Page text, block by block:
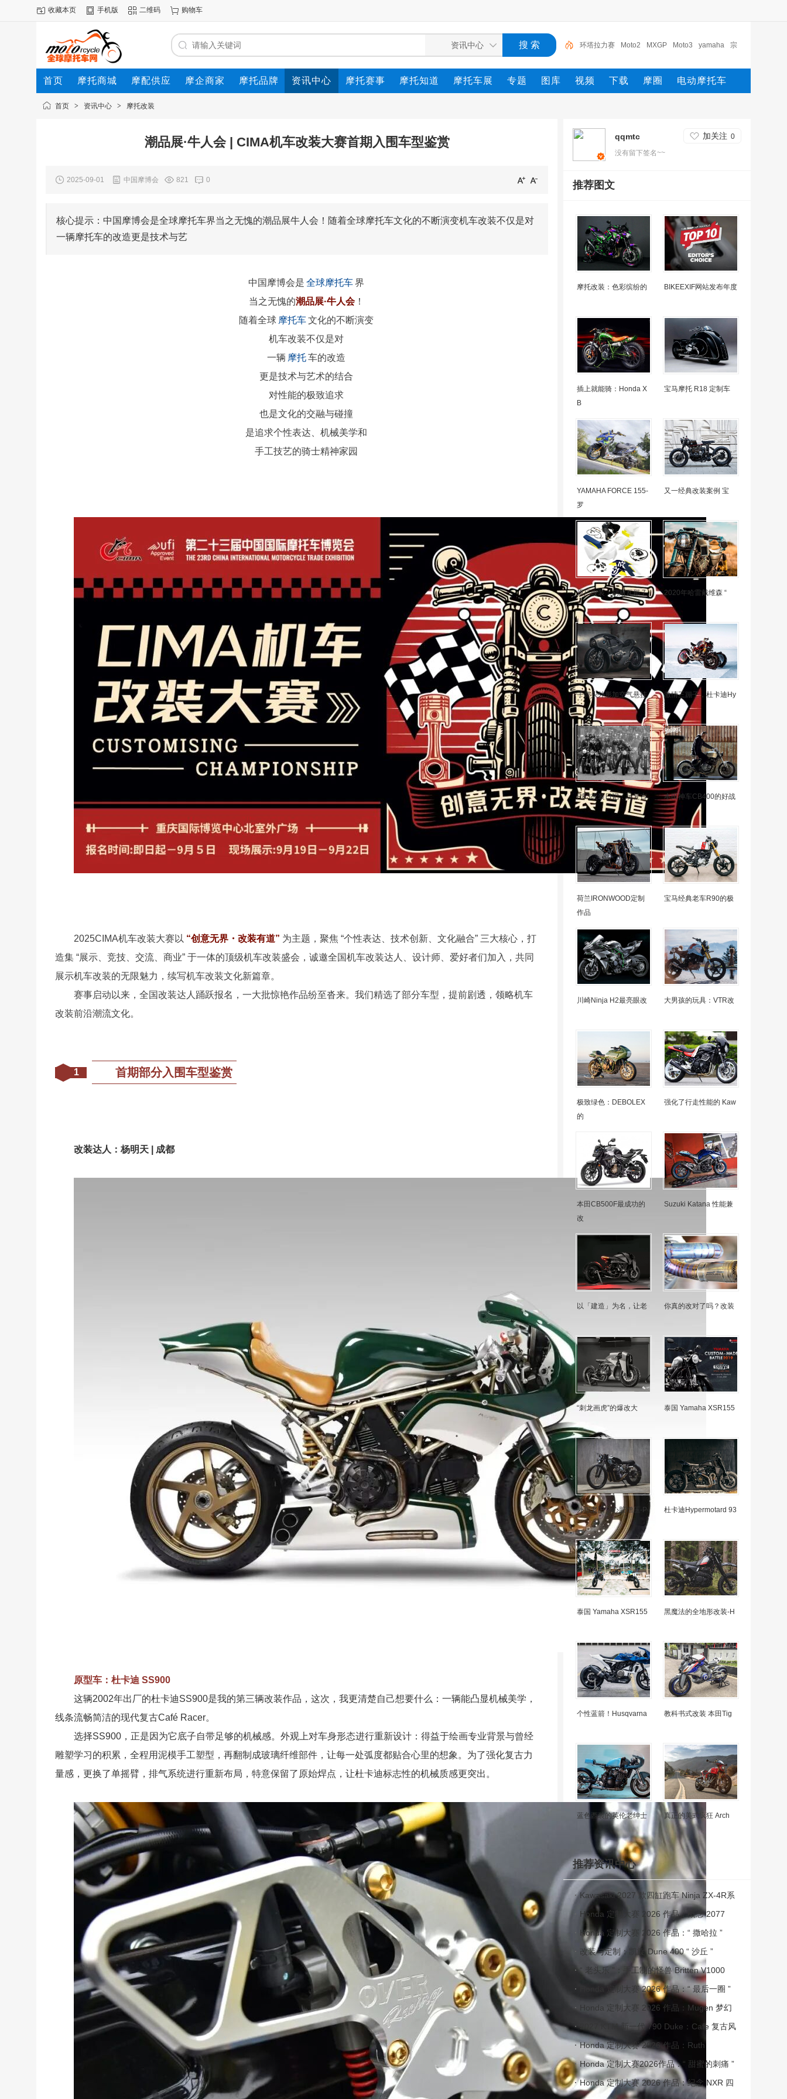
收藏本页 手机版 二维码 购物车
环塔拉力赛 Moto2 MXGP Moto3 yamaha 宗
申 摩托 铃木 电动车 2027
首页 摩托商城 摩配供应 摩企商家 摩托品牌 资讯中心 摩托赛事 摩托知道 摩托车展 专题 图库 视频 下载 摩圈 电动摩托车
动态首页 > 资讯中心 > 摩托改装
潮品展·牛人会 | CIMA机车改装大赛首期入围车型鉴赏
2025-09-01 中国摩博会 821 0
核心提示：中国摩博会是全球摩托车界当之无愧的潮品展牛人会！随着全球摩托车文化的不断演变机车改装不仅是对
一辆摩托车的改造更是技术与艺
中国摩博会是 全球摩托车界
当之无愧的潮品展·牛人会！
随着全球 摩托车文化的不断演变
机车改装不仅是对
一辆 摩托车的改造
更是技术与艺术的结合
对性能的极致追求
也是文化的交融与碰撞
是追求个性表达、机械美学和
手工技艺的骑士精神家园
2025CIMA机车改装大赛以 “创意无界・改装有道” 为主题，聚焦 “个性表达、技术创新、文化融合” 三大核心，打
造集 “展示、竞技、交流、商业” 于一体的顶级机车改装盛会，诚邀全国机车改装达人、设计师、爱好者们加入，共同
展示机车改装的无限魅力，续写机车改装文化新篇章。
赛事启动以来，全国改装达人踊跃报名，一大批惊艳作品纷至沓来。我们精选了部分车型，提前剧透，领略机车
改装前沿潮流文化。
1 首期部分入围车型鉴赏
改装达人：杨明天 | 成都
原型车：杜卡迪 SS900
这辆2002年出厂的杜卡迪SS900是我的第三辆改装作品，这次，我更清楚自己想要什么：一辆能凸显机械美学，
线条流畅简洁的现代复古Café Racer。
选择SS900，正是因为它底子自带足够的机械感。外观上对车身形态进行重新设计：得益于绘画专业背景与曾经
雕塑学习的积累，全程用泥模手工塑型，再翻制成玻璃纤维部件，让每一处弧度都贴合心里的想象。为了强化复古力
量感，更换了单摇臂，排气系统进行重新布局，特意保留了原始焊点，让杜卡迪标志性的机械质感更突出。
qqmtc 加关注 0
没有留下签名~~
推荐图文
摩托改装：色彩缤纷的 BIKEEXIF网站发布年度
插上就能骑：Honda X
B
宝马摩托 R18 定制车
YAMAHA FORCE 155-
罗
又一经典改装案例 宝
原厂改装：胡斯瓦那 7 2020年哈雷戴维森 “
子弹头外形加空气悬挂 激情三蹦子，杜卡迪Hy
RE3改装日记：玩复古 本田神车CB400的好战
荷兰IRONWOOD定制
作品
宝马经典老车R90的极
川崎Ninja H2最亮眼改 大男孩的玩具：VTR改
极致绿色：DEBOLEX
的
强化了行走性能的 Kaw
本田CB500F最成功的
改
Suzuki Katana 性能兼
以「建造」为名，让老 你真的改对了吗？改装
“刺龙画虎”的爆改大 泰国 Yamaha XSR155
外形老旧，心脏增压-P 杜卡迪Hypermotard 93
泰国 Yamaha XSR155 黑魔法的全地形改装-H
个性蓝箭！Husqvarna 教科书式改装 本田Tig
蓝色西装的英伦老绅士 真正的美式疯狂 Arch
推荐资讯中心
Kawasaki 2027 款四缸跑车 Ninja ZX-4R系
列
Honda 定制大赛 2026 作品：概念 2077
Honda 定制大赛 2026 作品：“ 撒哈拉 ”
改装与定制：凯旋 Dune 400 “ 沙丘 ”
“ 老头乐 ”：手工制的怪兽 Britten V1000
Honda 定制大赛 2026 作品：“ 最后一圈 ”
Honda 定制大赛 2026 作品：Mugen 梦幻
2027 KTM 新一代 790 Duke：Cafe 复古风
格的原厂改装
Honda 定制大赛 2026 作品：Ruth
Honda 定制大赛2026作品：“ 甜蜜的刺痛 ”
Honda 定制大赛 2026 作品：纪念 NXR 四